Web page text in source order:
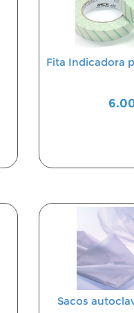
Fita Indicadora
Sacos